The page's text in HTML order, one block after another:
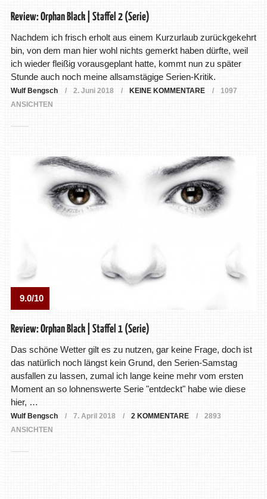
Review: Orphan Black | Staffel 2 (Serie)
Nachdem ich frisch erholt aus einem Kurzurlaub zurückgekehrt
bin, von dem man hier wohl nichts gemerkt haben dürfte, weil
ich wieder fleißig vorausgeplant hatte, kommt nun zu später
Stunde auch noch meine allsamstägige Serien-Kritik.
Wulf Bengsch 2. Juni 2018 KEINE KOMMENTARE
1097
ANSICHTEN
9.0/10
Review: Orphan Black | Staffel 1 (Serie)
Das schöne Wetter gilt es zu nutzen, gar keine Frage, doch ist
das natürlich noch längst kein Grund, den Serien-Samstag
ausfallen zu lassen, zumal ich lange keine mehr vom ersten
Moment an so lohnenswerte Serie "entdeckt" habe wie diese
hier, …
Wulf Bengsch 7. April 2018 2 KOMMENTARE
2893
ANSICHTEN